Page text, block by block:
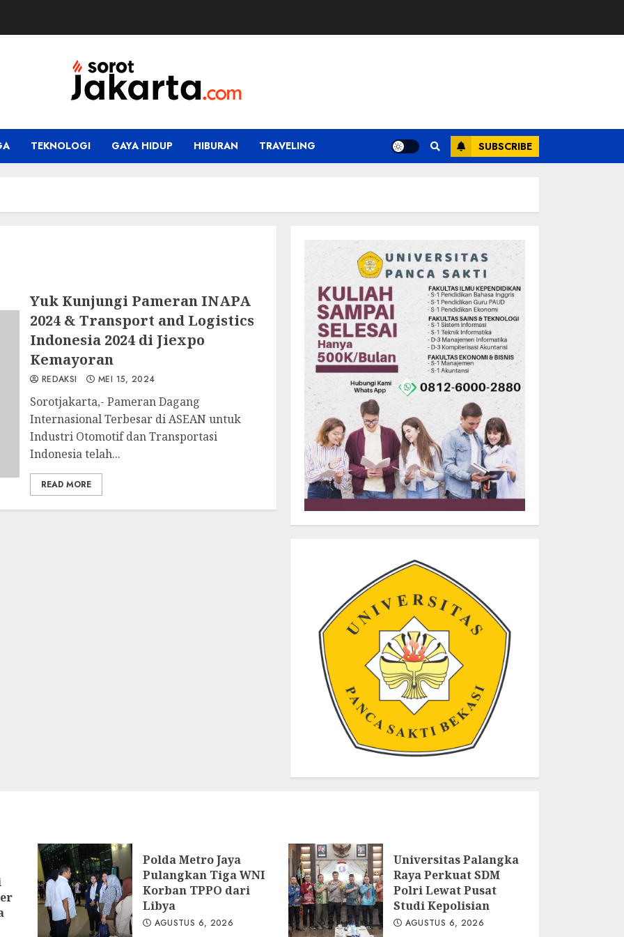
TEKNOLOGI GAYA HIDUP HIBURAN TRAVELING SUBSCRIBE
Yuk Kunjungi Pameran INAPA
2024 & Transport and Logistics
Indonesia 2024 di Jiexpo
Kemayoran
REDAKSI MEI 15, 2024
Sorotjakarta,- Pameran Dagang
Internasional Terbesar di ASEAN untuk
Industri Otomotif dan Transportasi
Indonesia telah...
READ MORE
Polda Metro Jaya
Pulangkan Tiga WNI
Korban TPPO dari
Libya
AGUSTUS 6, 2026
Universitas Palangka
Raya Perkuat SDM
Polri Lewat Pusat
Studi Kepolisian
AGUSTUS 6, 2026